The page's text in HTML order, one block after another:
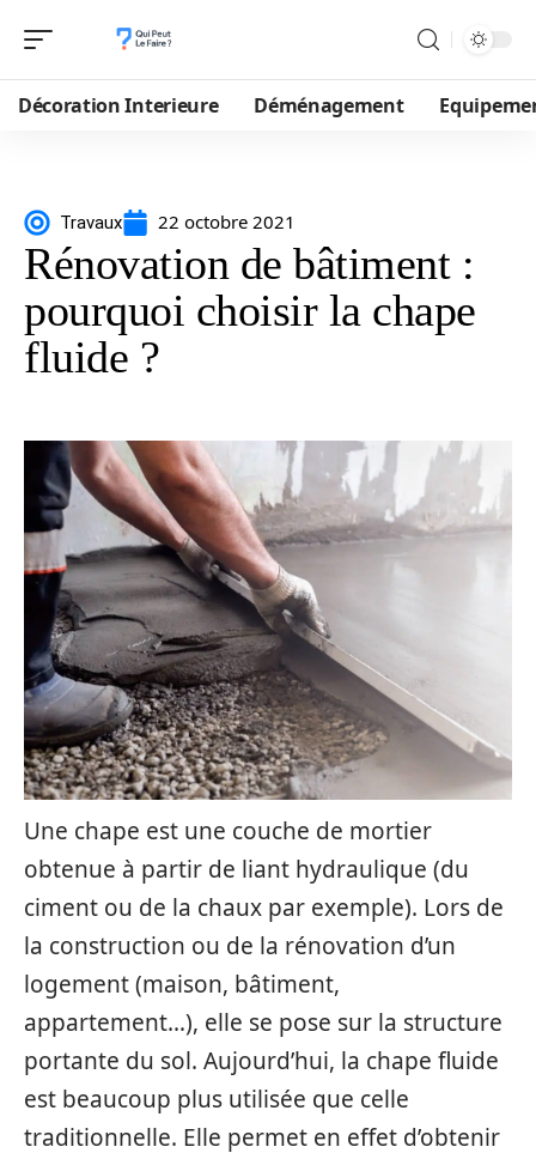
Décoration Interieure Déménagement
Travaux 22 octobre 2021
Rénovation de bâtiment :
pourquoi choisir la chape
fluide ?
Une chape est une couche de mortier
obtenue à partir de liant hydraulique (du
ciment ou de la chaux par exemple). Lors de
la construction ou de la rénovation d’un
logement (maison, bâtiment,
appartement…), elle se pose sur la structure
portante du sol. Aujourd’hui, la chape fluide
est beaucoup plus utilisée que celle
traditionnelle. Elle permet en effet d’obtenir